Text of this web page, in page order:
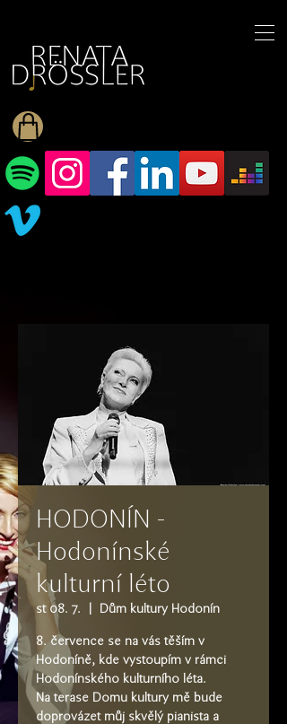
HODONÍN -
Hodonínské
kulturní léto
st 08. 7. Dům kultury Hodonín
8. července se na vás těším v
Hodoníně, kde vystoupím v rámci
Hodonínského kulturního léta.
Na terase Domu kultury mě bude
doprovázet můj skvělý pianista a